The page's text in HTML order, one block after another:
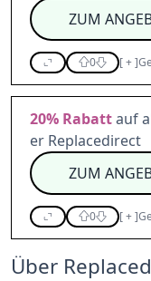
ZUM
0 [+]
20% Rabattauf
er Replacedirect
ZUM
0 [+]
Über